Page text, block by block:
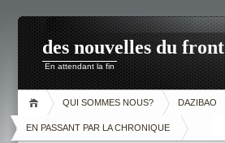
des nouvelles du front
En attendant la fin
QUI SOMMES NOUS? DAZIBAO
EN PASSANT PAR LA CHRONIQUE